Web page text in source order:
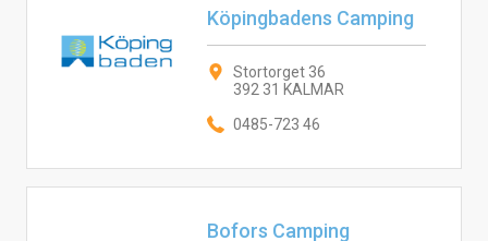
Köpingbadens Camping
Stortorget 36
392 31 KALMAR
0485-723 46
Bofors Camping